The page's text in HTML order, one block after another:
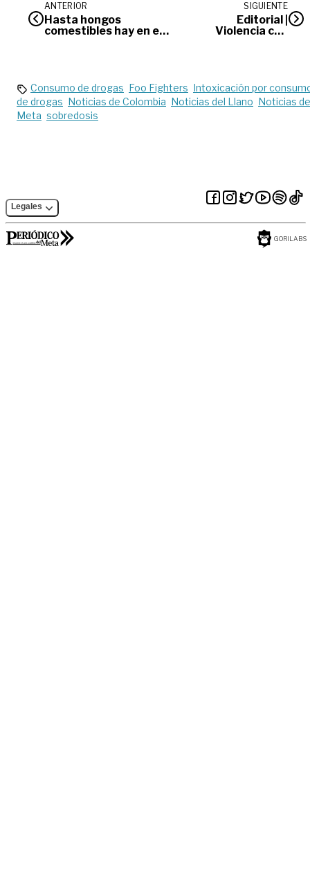
ANTERIOR
Hasta hongos
comestibles hay en el
SIGUIENTE
Editorial |
Violencia con
Consumo de drogas Foo Fighters Intoxicación por
de drogas Noticias de Colombia Noticias del Llano Noticias
Meta sobredosis
Legales
GORILABS